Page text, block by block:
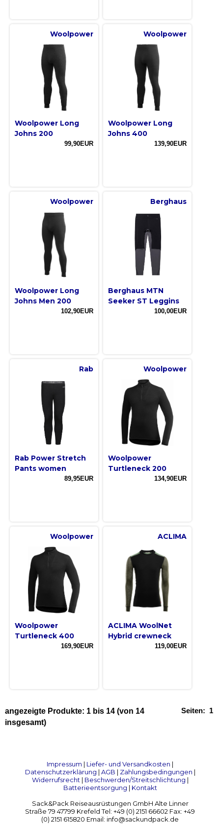
Woolpower
Woolpower Long
Johns 200
99,90EUR
Woolpower
Woolpower Long
Johns 400
139,90EUR
Woolpower
Woolpower Long
Johns Men 200
102,90EUR
Berghaus
Berghaus MTN
Seeker ST Leggins
100,00EUR
Rab
Rab Power Stretch
Pants women
89,95EUR
Woolpower
Woolpower
Turtleneck 200
134,90EUR
Woolpower
Woolpower
Turtleneck 400
169,90EUR
ACLIMA
ACLIMA WoolNet
Hybrid crewneck
119,00EUR
Seiten: 1
angezeigte Produkte: 1 bis 14 (von 14
insgesamt)
Impressum | Liefer- und Versandkosten |
Datenschutzerklärung | AGB | Zahlungsbedingungen |
Widerrufsrecht | Beschwerden/Streitschlichtung |
Batterieentsorgung | Kontakt
Sack&Pack Reiseausrüstungen GmbH Alte Linner
Straße 79 47799 Krefeld Tel: +49 (0) 2151 66602 Fax: +49
(0) 2151 615820 Email: info@sackundpack.de